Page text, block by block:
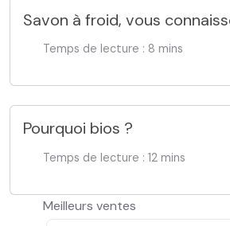
Savon à froid, vous
Temps de lecture : 8 mins
Pourquoi bios ?
Temps de lecture : 12 mins
Meilleurs ventes